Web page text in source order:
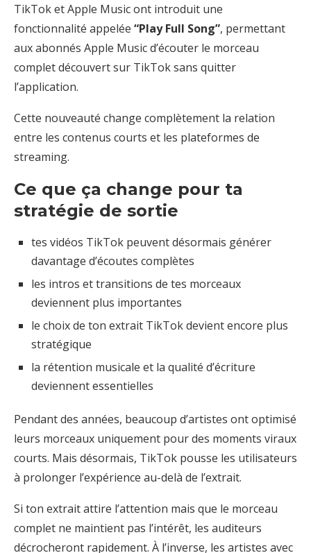
TikTok et Apple Music ont introduit une
fonctionnalité appelée “Play Full Song”, permettant
aux abonnés Apple Music d’écouter le morceau
complet découvert sur TikTok sans quitter
l’application.
Cette nouveauté change complètement la relation
entre les contenus courts et les plateformes de
streaming.
Ce que ça change pour ta
stratégie de sortie
tes vidéos TikTok peuvent désormais générer
davantage d’écoutes complètes
les intros et transitions de tes morceaux
deviennent plus importantes
le choix de ton extrait TikTok devient encore plus
stratégique
la rétention musicale et la qualité d’écriture
deviennent essentielles
Pendant des années, beaucoup d’artistes ont optimisé
leurs morceaux uniquement pour des moments viraux
courts. Mais désormais, TikTok pousse les utilisateurs
à prolonger l’expérience au-delà de l’extrait.
Si ton extrait attire l’attention mais que le morceau
complet ne maintient pas l’intérêt, les auditeurs
décrocheront rapidement. À l’inverse, les artistes avec